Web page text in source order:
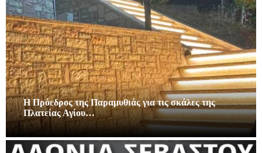
Η Πρόεδρος της Παραμυθιάς για τις σκάλες της
Πλατείας Αγίου…